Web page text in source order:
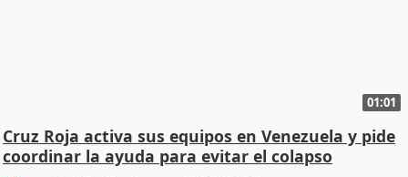
01:01
Cruz Roja activa sus equipos en Venezuela y pide
coordinar la ayuda para evitar el colapso